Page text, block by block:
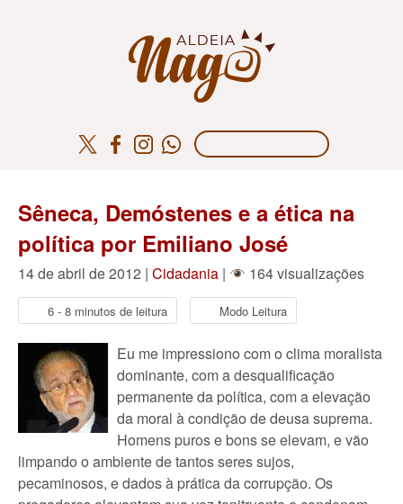
Sêneca, Demóstenes e a ética na
política por Emiliano José
14 de abril de 2012 | Cidadania | 164 visualizações
6 - 8 minutos de leitura Modo Leitura
Eu me impressiono com o clima moralista
dominante, com a desqualificação
permanente da política, com a elevação
da moral à condição de deusa suprema.
Homens puros e bons se elevam, e vão
limpando o ambiente de tantos seres sujos,
pecaminosos, e dados à prática da corrupção. Os